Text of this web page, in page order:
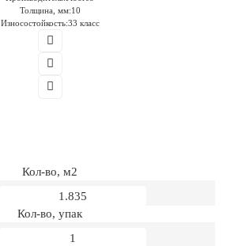
Толщина, мм:10
Износостойкость:33 класс
Кол-во, м2
Кол-во, упак